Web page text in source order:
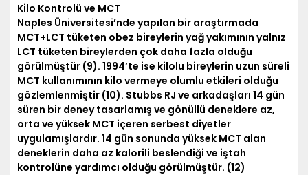
Kilo Kontrolü ve MCT
Naples Üniversitesi’nde yapılan bir araştırmada
MCT+LCT tüketen obez bireylerin yağ yakımının yalnız
LCT tüketen bireylerden çok daha fazla olduğu
görülmüştür (9). 1994’te ise kilolu bireylerin uzun süreli
MCT kullanımının kilo vermeye olumlu etkileri olduğu
gözlemlenmiştir (10). Stubbs RJ ve arkadaşları 14 gün
süren bir deney tasarlamış ve gönüllü deneklere az,
orta ve yüksek MCT içeren serbest diyetler
uygulamışlardır. 14 gün sonunda yüksek MCT alan
deneklerin daha az kalorili beslendiği ve iştah
kontrolüne yardımcı olduğu görülmüştür. (12)